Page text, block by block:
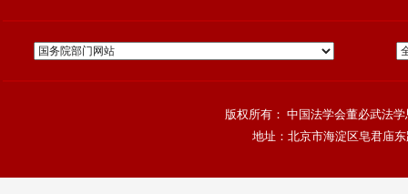
版权所有： 中国法学会董必武法
地址：北京市海淀区皂君庙